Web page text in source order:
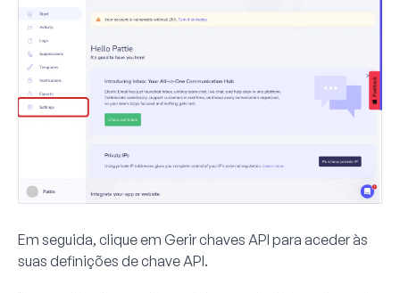
Em seguida, clique em Gerir chaves API para aceder às
suas definições de chave API.